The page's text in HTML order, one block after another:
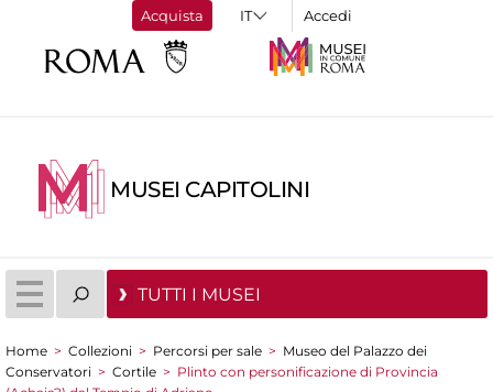
Acquista Accedi
MUSEI CAPITOLINI
TUTTI I MUSEI
Tu sei qui
Home > Collezioni > Percorsi per sale > Museo del Palazzo dei
Conservatori > Cortile > Plinto con personificazione di Provincia